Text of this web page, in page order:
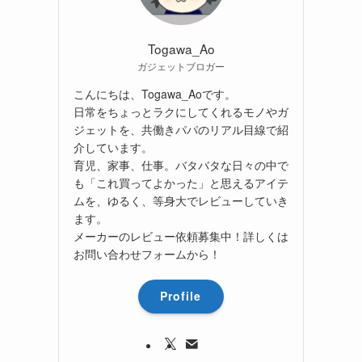
Togawa_Ao
ガジェットブロガー
こんにちは、Togawa_Aoです。
日常をちょっとラクにしてくれるモノやガ
ジェットを、共働きパパのリアル目線で紹
介しています。
育児、家事、仕事。バタバタな日々の中で
も「これ買ってよかった」と思えるアイテ
ムを、ゆるく、等身大でレビューしていき
ます。
メーカーのレビュー依頼募集中！詳しくは
お問い合わせフォームから！
Profile